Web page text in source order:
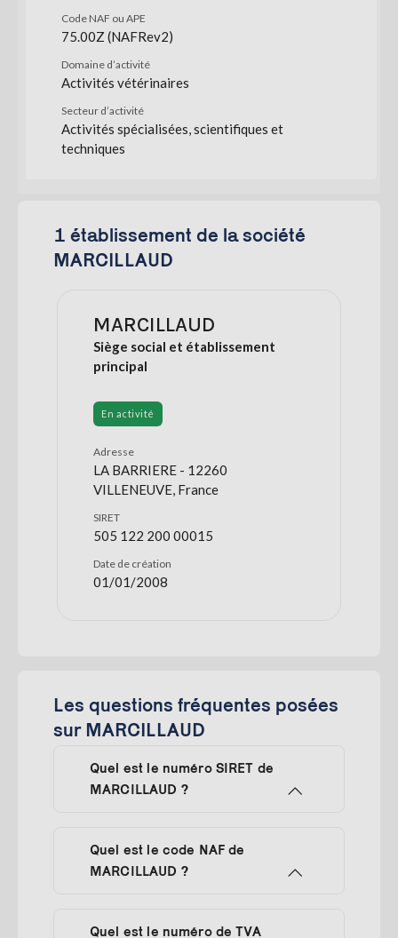
Code NAF ou APE
75.00Z (NAFRev2)
Domaine d’activité
Activités vétérinaires
Secteur d’activité
Activités spécialisées, scientifiques et
techniques
1 établissement de la société
MARCILLAUD
MARCILLAUD
Siège social et établissement
principal
En activité
Adresse
LA BARRIERE - 12260
VILLENEUVE, France
SIRET
505 122 200 00015
Date de création
01/01/2008
Les questions fréquentes posées
sur MARCILLAUD
Quel est le numéro SIRET de
MARCILLAUD ?
Quel est le code NAF de
MARCILLAUD ?
Quel est le numéro de TVA